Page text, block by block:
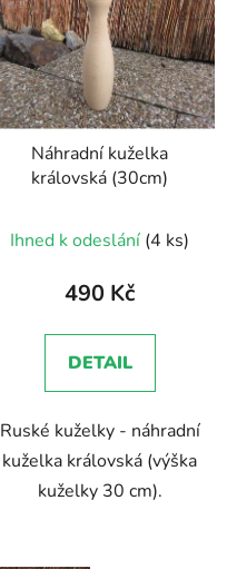
Náhradní kuželka
královská (30cm)
Ihned k odeslání (4 ks)
490 Kč
DETAIL
Ruské kuželky - náhradní
kuželka královská (výška
kuželky 30 cm).